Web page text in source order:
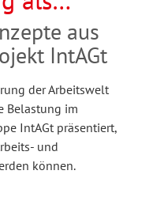
aus
IntAGt
der Arbeitswelt
Belastung im
IntAGt präsentiert,
und
können.